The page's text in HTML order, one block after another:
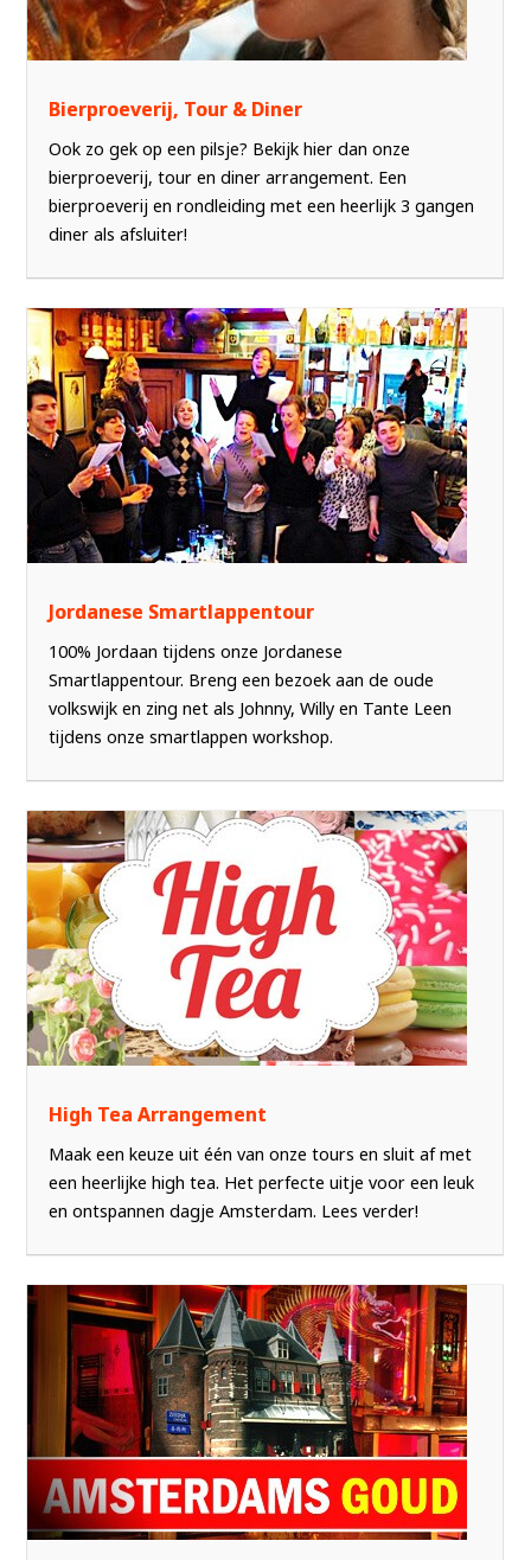
Bierproeverij, Tour & Diner
Ook zo gek op een pilsje? Bekijk hier dan onze
bierproeverij, tour en diner arrangement. Een
bierproeverij en rondleiding met een heerlijk 3 gangen
diner als afsluiter!
Jordanese Smartlappentour
100% Jordaan tijdens onze Jordanese
Smartlappentour. Breng een bezoek aan de oude
volkswijk en zing net als Johnny, Willy en Tante Leen
tijdens onze smartlappen workshop.
High Tea Arrangement
Maak een keuze uit één van onze tours en sluit af met
een heerlijke high tea. Het perfecte uitje voor een leuk
en ontspannen dagje Amsterdam. Lees verder!